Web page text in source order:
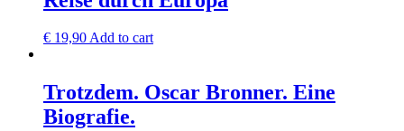
€ 19,90Add to cart
Trotzdem. Oscar Bronner. Eine
Biografie.